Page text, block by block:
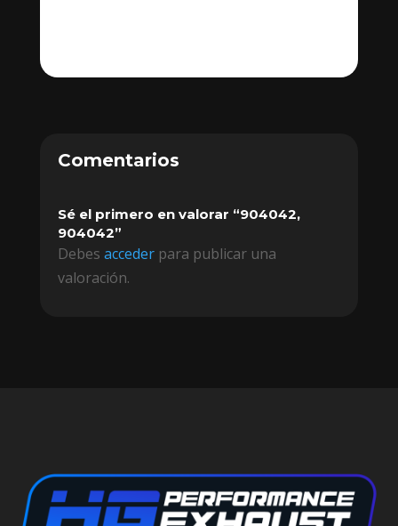
Comentarios
Sé el primero en valorar “904042,
904042”
Debes accederpara publicar una
valoración.